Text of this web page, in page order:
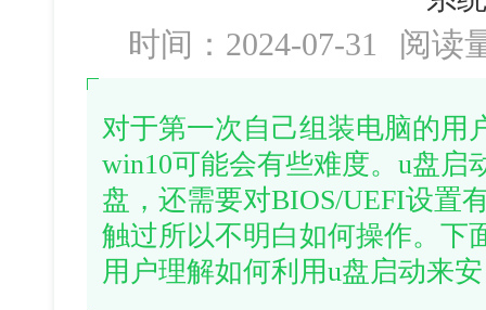
时间：2024-07-31 阅读
对于第一次自己组装电脑的用
win10可能会有些难度。u盘启
盘，还需要对BIOS/UEFI设置
触过所以不明白如何操作。下
用户理解如何利用u盘启动来安